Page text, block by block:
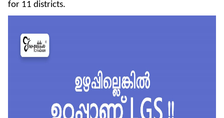
for 11 districts.